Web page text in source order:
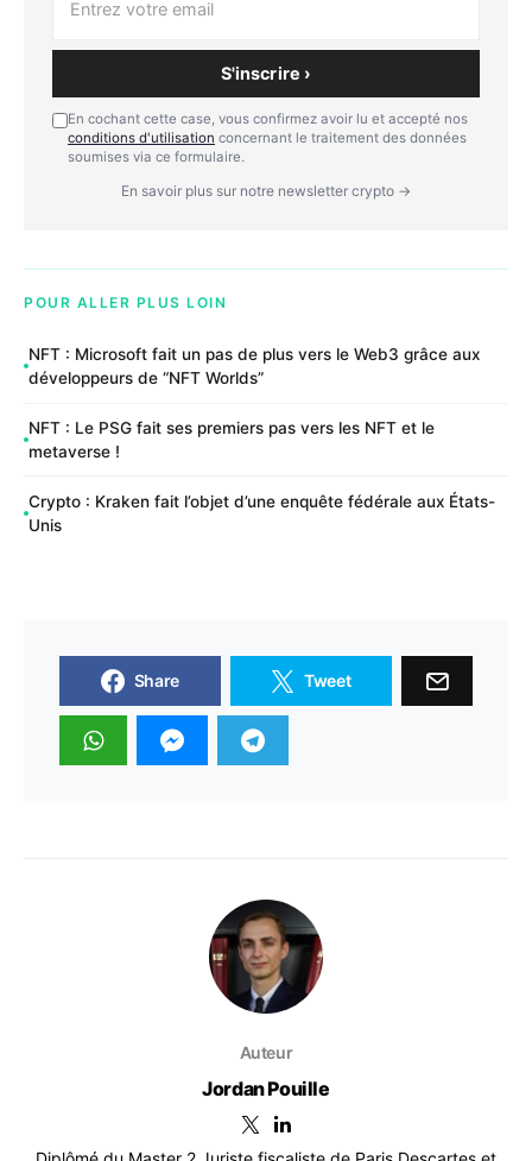
S'inscrire ›
En cochant cette case, vous confirmez avoir lu et accepté nos
conditions d'utilisation concernant le traitement des données
soumises via ce formulaire.
En savoir plus sur notre newsletter crypto →
POUR ALLER PLUS LOIN
NFT : Microsoft fait un pas de plus vers le Web3 grâce aux
développeurs de “NFT Worlds”
NFT : Le PSG fait ses premiers pas vers les NFT et le
metaverse !
Crypto : Kraken fait l’objet d’une enquête fédérale aux États-
Unis
Share Tweet
Auteur
Jordan Pouille